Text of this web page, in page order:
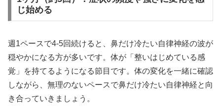
じ始める
週1ペースで4-5回続けると、鼻だけ冷たい自律神経の波が
穏やかになる方が多いです。体が「整いはじめている感
覚」を持てるようになる節目です。体の変化を一緒に確認
しながら、無理のないペースで鼻だけ冷たい自律神経と向
き合っていきましょう。